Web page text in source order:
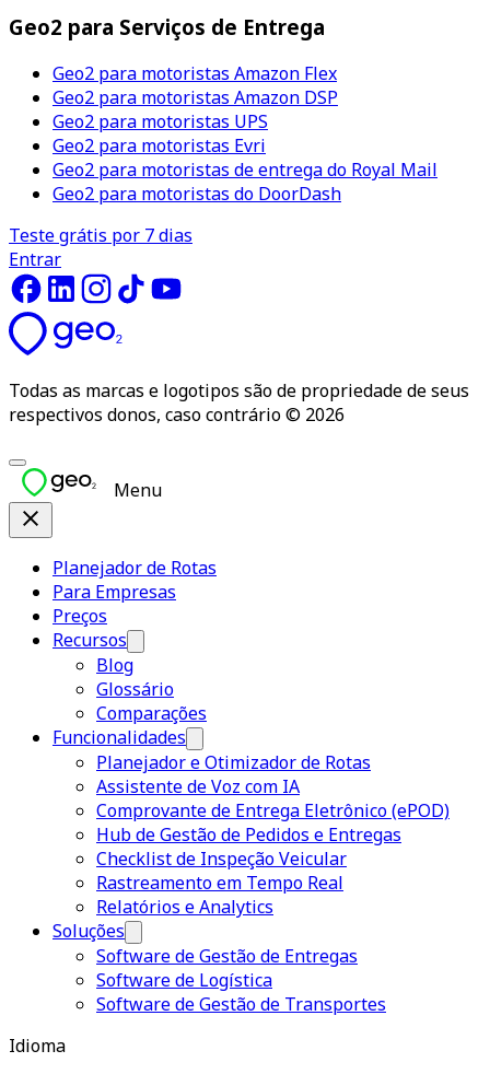
Geo2 para Serviços de Entrega
Geo2 para motoristas Amazon Flex
Geo2 para motoristas Amazon DSP
Geo2 para motoristas UPS
Geo2 para motoristas Evri
Geo2 para motoristas de entrega do Royal Mail
Geo2 para motoristas do DoorDash
Teste grátis por 7 dias
Entrar
Todas as marcas e logotipos são de propriedade de seus
respectivos donos, caso contrário © 2026
Menu
Planejador de Rotas
Para Empresas
Preços
Recursos
Blog
Glossário
Comparações
Funcionalidades
Planejador e Otimizador de Rotas
Assistente de Voz com IA
Comprovante de Entrega Eletrônico (ePOD)
Hub de Gestão de Pedidos e Entregas
Checklist de Inspeção Veicular
Rastreamento em Tempo Real
Relatórios e Analytics
Soluções
Software de Gestão de Entregas
Software de Logística
Software de Gestão de Transportes
Idioma